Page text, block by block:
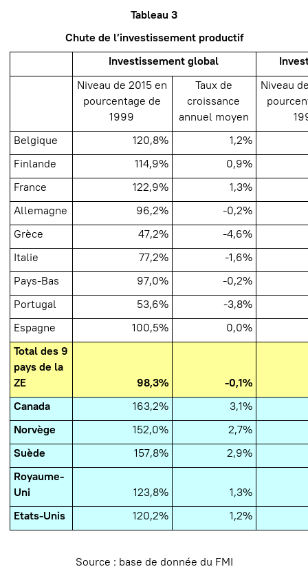
Tableau 3
Chute de l’investissement productif
Investissement global
Niveau de 2015 en
pourcentage de
1999
Taux de
croissance
annuel moyen
Niveau
Belgique
120,8%
1,2%
Finlande
114,9%
0,9%
France
122,9%
1,3%
Allemagne
96,2%
-0,2%
Grèce
47,2%
-4,6%
Italie
77,2%
-1,6%
Pays-Bas
97,0%
-0,2%
Portugal
53,6%
-3,8%
Espagne
100,5%
0,0%
Total des 9
pays de la
ZE
98,3%
-0,1%
Canada
163,2%
3,1%
Norvège
152,0%
2,7%
Suède
157,8%
2,9%
Royaume-
Uni
123,8%
1,3%
Etats-Unis
120,2% 1,2%
Source : base de donnée du FMI